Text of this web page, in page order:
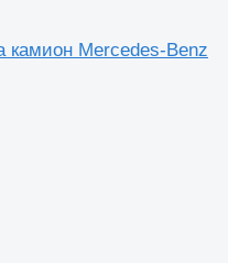
камион Mercedes-Benz